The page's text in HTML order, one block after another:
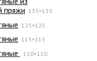
пряжи 135×135
125×125
115×115
110×110